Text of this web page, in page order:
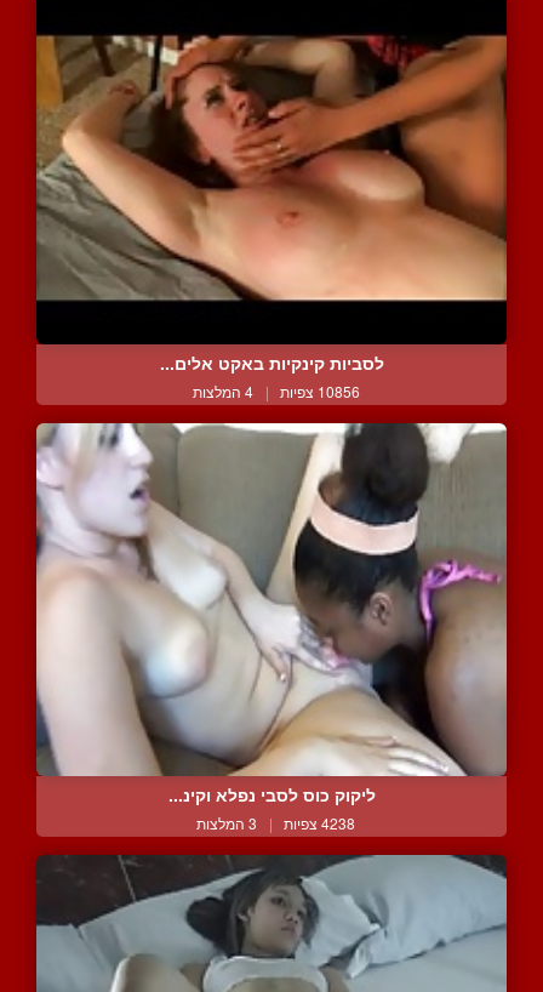
לסביות קינקיות באקט אלים...
10856 צפיות | 4 המלצות
ליקוק כוס לסבי נפלא וקינ...
4238 צפיות | 3 המלצות